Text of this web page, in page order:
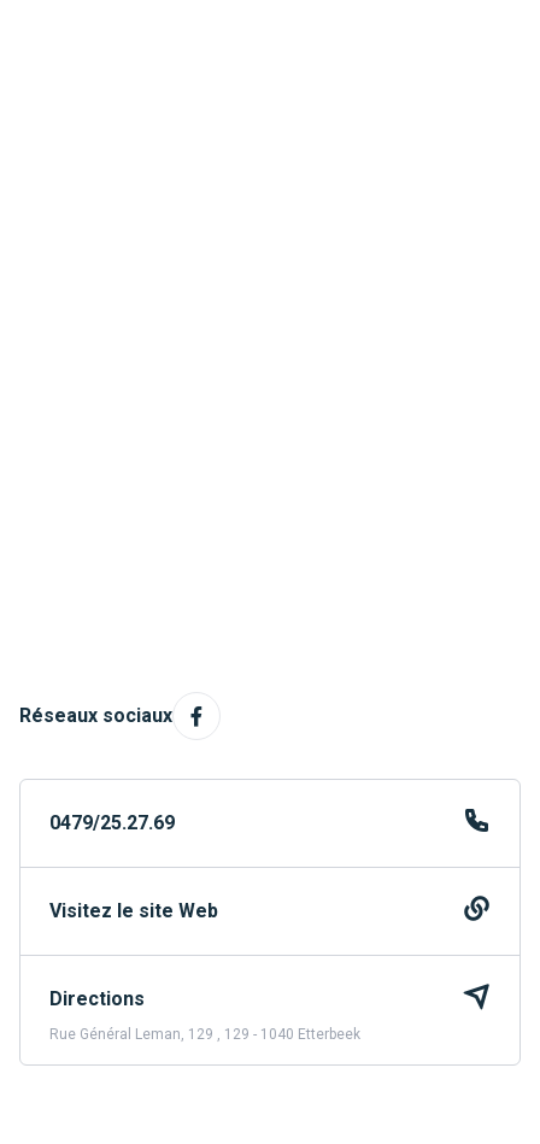
Réseaux sociaux
0479/25.27.69
Visitez le site Web
Directions
Rue Général Leman, 129 , 129 - 1040 Etterbeek